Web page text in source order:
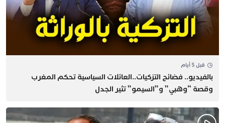
قبل 5 أيام
بالفيديو.. فضائح التزكيات..العائلات السياسية تحكم المغرب
وقصة “وهبي” و”السيمو” تثير الجدل